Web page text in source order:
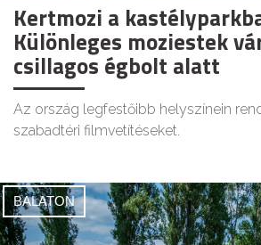
Kertmozi a
Különleges moziestek
csillagos égbolt alatt
Az ország legfestőibb helyszínein
szabadtéri filmvetítéseket.
BALATON